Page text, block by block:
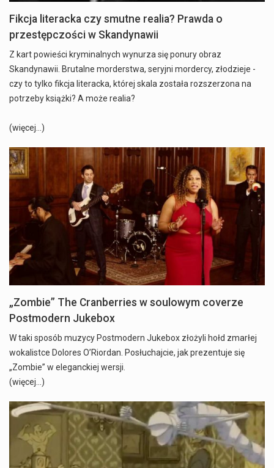
Fikcja literacka czy smutne realia? Prawda o
przestępczości w Skandynawii
Z kart powieści kryminalnych wynurza się ponury obraz
Skandynawii. Brutalne morderstwa, seryjni mordercy, złodzieje -
czy to tylko fikcja literacka, której skala została rozszerzona na
potrzeby książki? A może realia?
(więcej…)
„Zombie” The Cranberries w soulowym coverze
Postmodern Jukebox
W taki sposób muzycy Postmodern Jukebox złożyli hołd zmarłej
wokalistce Dolores O’Riordan. Posłuchajcie, jak prezentuje się
„Zombie” w eleganckiej wersji.
(więcej…)